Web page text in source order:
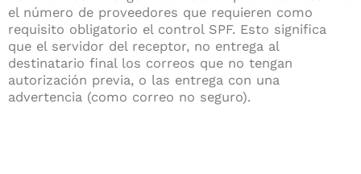
el número de proveedores que requieren como
requisito obligatorio el control SPF. Esto significa
que el servidor del receptor, no entrega al
destinatario final los correos que no tengan
autorización previa, o las entrega con una
advertencia (como correo no seguro).